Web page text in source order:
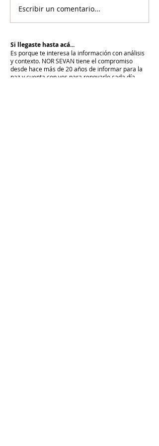
Escribir un comentario...
Si llegaste hasta acá...
Es porque te interesa la información con análisis
y contexto. NOR SEVAN tiene el compromiso
desde hace más de 20 años de informar para la
paz y cuenta con vos para renovarlo cada día.